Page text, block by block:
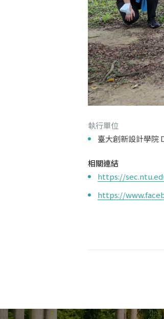
執行單位
臺大創新設計學院
相關連結
https://
https://